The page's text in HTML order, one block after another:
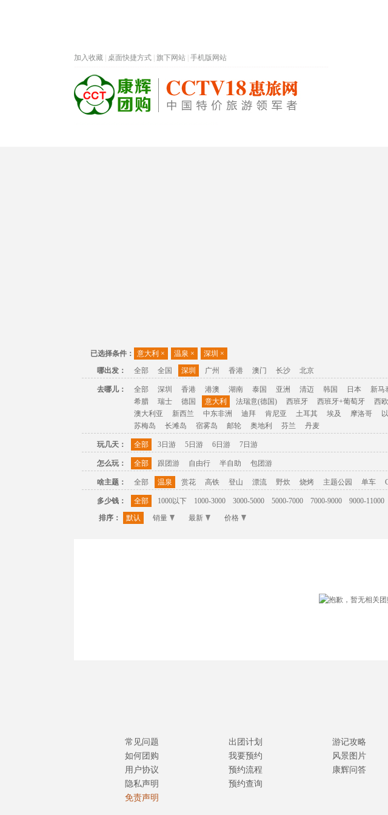
加入收藏 桌面快捷方式 旗下网站 手机版网站
已选择条件： 意大利 × 温泉 × 深圳 ×
哪出发：
全部 全国 深圳 广州 香港 澳门 长沙 北京
去哪儿： 全部 深圳 香港 港澳 湖南 泰国 亚洲 清迈 韩国 日本 新马
希腊
瑞士 德国 意大利 法瑞意(德国) 西班牙 西班牙+葡萄牙 西欧
澳大利亚
新西兰 中东非洲 迪拜 肯尼亚 土耳其 埃及 摩洛哥
苏梅岛
长滩岛 宿雾岛 邮轮 奥地利 芬兰 丹麦
玩几天： 全部 3日游 5日游 6日游 7日游
怎么玩： 全部 跟团游 自由行 半自助 包团游
啥主题： 全部 温泉 赏花 高铁 登山 漂流 野炊 烧烤 主题公园 单车
多少钱： 全部 1000以下 1000-3000 3000-5000 5000-7000 7000-9000 9000-11000
排序：
默认 销量 最新 价格
常见问题
如何团购
用户协议
隐私声明
免责声明
出团计划
我要预约
预约流程
预约查询
游记攻略
风景图片
康辉问答